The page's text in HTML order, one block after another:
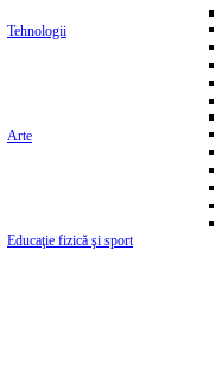
Tehnologii
Arte
Educaţie fizică şi sport